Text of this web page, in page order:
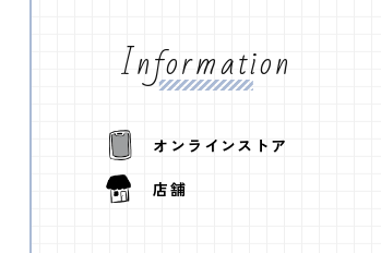
Information
オンラインストア
店舗